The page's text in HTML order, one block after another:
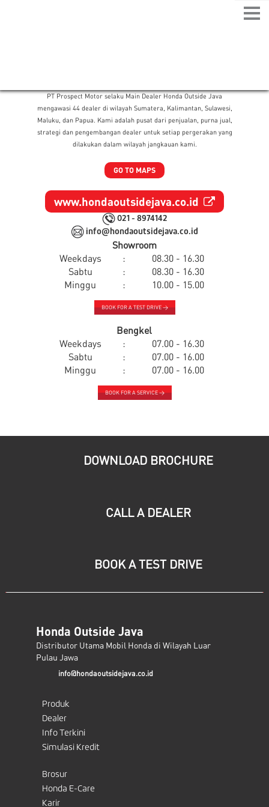
PT Prospect Motor selaku Main Dealer Honda Outside Java
mengawasi 44 dealer di wilayah Sumatera, Kalimantan, Sulawesi,
Maluku, dan Papua. Kami adalah pusat dari penjualan, purna jual,
strategi dan pengembangan dealer untuk setiap pergerakan yang
dilakukan dalam wilayah jangkauan kami.
GO TO MAPS
www.hondaoutsidejava.co.id
021 - 8974142
info@hondaoutsidejava.co.id
Showroom
Weekdays
:
08.30 - 16.30
Sabtu
:
08.30 - 16.30
Minggu
: 10.00 - 15.00
BOOK FOR A TEST DRIVE >
Bengkel
Weekdays
:
07.00 - 16.30
Sabtu
:
07.00 - 16.00
Minggu
: 07.00 - 16.00
BOOK FOR A SERVICE >
DOWNLOAD BROCHURE
CALL A DEALER
BOOK A TEST DRIVE
Honda Outside Java
Distributor Utama Mobil Honda di Wilayah Luar
Pulau Jawa
info@hondaoutsidejava.co.id
Produk
Dealer
Info Terkini
Simulasi Kredit
Brosur
Honda E-Care
Karir